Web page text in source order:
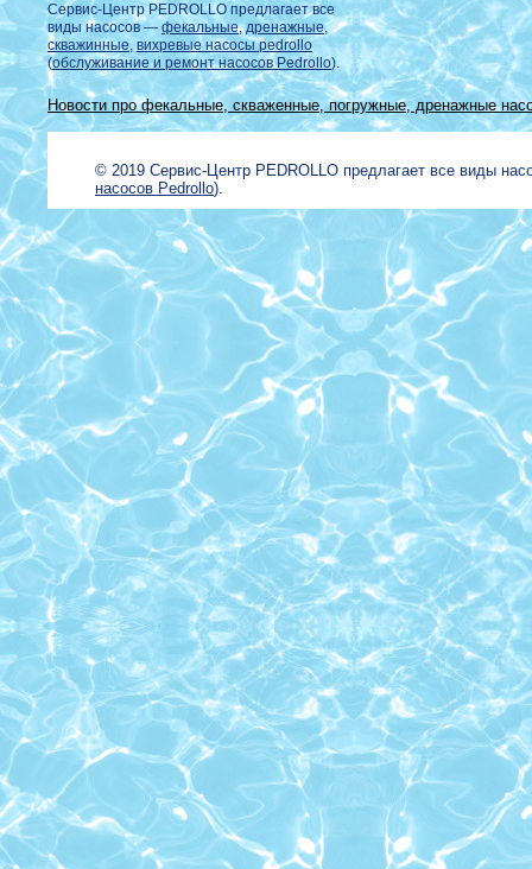
Сервис-Центр PEDROLLO предлагает все
виды насосов — фекальные,дренажные,
скважинные,вихревые насосы pedrollo
(обслуживание и ремонт насосов Pedrollo).
Новости про фекальные, скваженные, погружные, дренажные
© 2019 Сервис-Центр PEDROLLO предлагает все виды
насосов Pedrollo).